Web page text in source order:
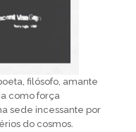
filósofo, amante
como força
sede incessante por
do cosmos.